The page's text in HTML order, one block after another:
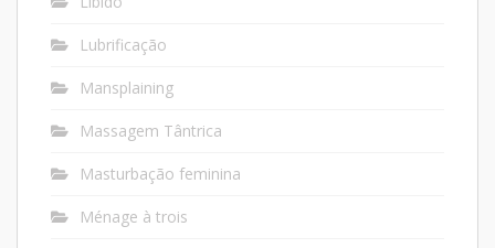
Lubrificação
Mansplaining
Massagem Tântrica
Masturbação feminina
Ménage à trois